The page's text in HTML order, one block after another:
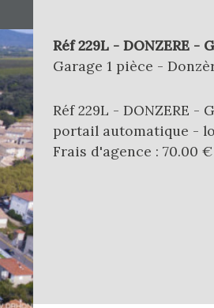
Réf 229L - DONZERE
Garage 1 pièce -
Réf 229L - DONZERE
portail automatique -
Frais d'agence : 70.00